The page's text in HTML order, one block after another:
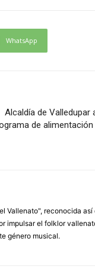
WhatsApp
Alcaldía de Valledupar
de
Vallenato", reconocida
impulsar el folklor
género musical.